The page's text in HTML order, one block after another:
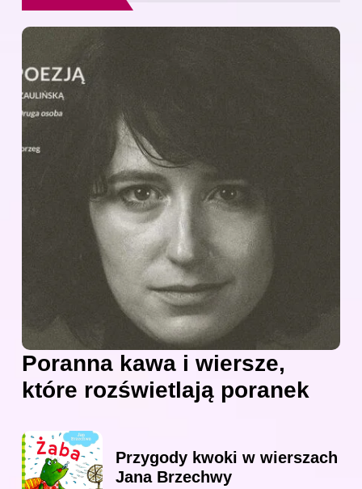
Poranna kawa i wiersze,
które rozświetlają poranek
Przygody kwoki w wierszach
Jana Brzechwy